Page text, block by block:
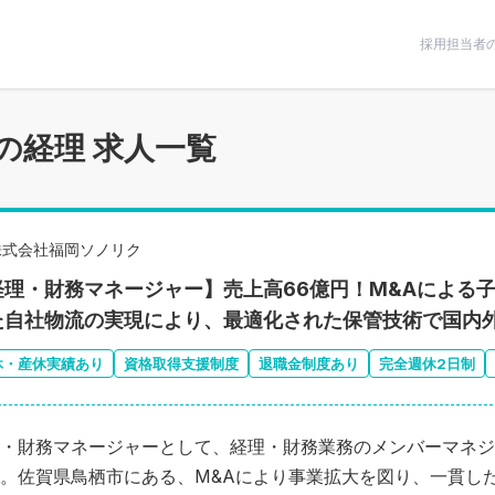
採用担当者
経理 求人一覧
会社福岡ソノリク
理・財務マネージャー】売上高66億円！M&Aによる
社物流の実現により、最適化された保管技術で国内
産休実績あり 資格取得支援制度 退職金制度あり 完全週休2日制
財務マネージャーとして、経理・財務業務のメンバーマネ
佐賀県鳥栖市にある、M&Aにより事業拡大を図り、一貫し